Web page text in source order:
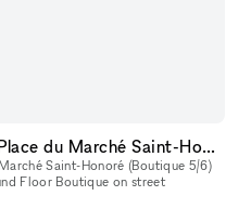
Prime Location Boutique Place du Marché Saint-Honoré (Boutique 5/6)
Saint-Honoré (Boutique 5/6)
Floor Boutique on street